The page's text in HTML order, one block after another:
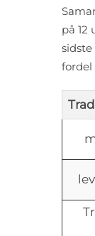
på 12
fordel